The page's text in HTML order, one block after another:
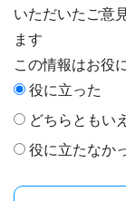
いただいたご意
ます
この情報はお役
役に立った
どちらともい
役に立たなか